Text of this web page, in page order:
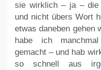
sie wirklich – ja – die
und nicht übers Wort
etwas daneben gehen
habe ich manchmal
gemacht – und hab
so schnell aus